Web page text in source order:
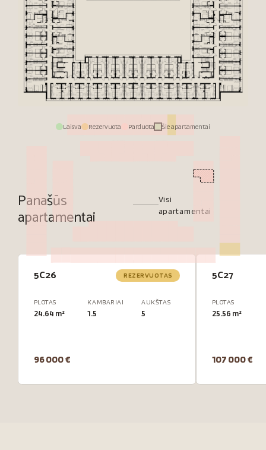
Laisva Rezervuota Parduota Šie apartamentai
Panašūs
apartamentai
Visi
apartamentai
5C26 REZERVUOTAS
PLOTAS
24.64 m²
KAMBARIAI
1.5
AUKŠTAS
5
96 000 €
5C27
PLOTAS
25.56 m²
107 000 €